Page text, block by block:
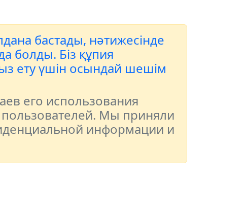
бастады, нәтижесінде
болды. Біз құпия
ету үшін осындай шешім
его использования
Мы приняли
информации и